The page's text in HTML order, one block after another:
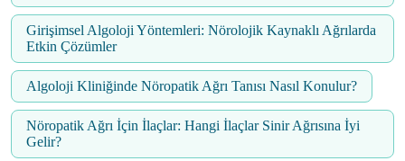
Girişimsel Algoloji Yöntemleri: Nörolojik Kaynaklı Ağrılarda
Etkin Çözümler
Algoloji Kliniğinde Nöropatik Ağrı Tanısı Nasıl Konulur?
Nöropatik Ağrı İçin İlaçlar: Hangi İlaçlar Sinir Ağrısına İyi
Gelir?